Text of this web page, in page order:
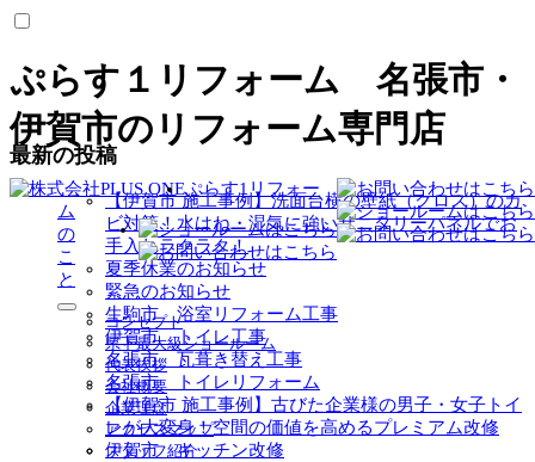
ぷらす１リフォーム 名張市・
伊賀市のリフォーム専門店
ぷらす1リフォー
ム
の
こ
と
サ
コンセプト
県下最大級ショールーム
代表挨拶
会社概要
企業理念
アクセスマップ
スタッフ紹介
最新の投稿
【伊賀市 施工事例】洗面台横の壁紙（クロス）のカ
ビ対策！水はね・湿気に強いサニタリーパネルでお
手入れラクラク！
夏季休業のお知らせ
緊急のお知らせ
生駒市 浴室リフォーム工事
伊賀市 トイレ工事
名張市 瓦葺き替え工事
名張市 トイレリフォーム
【伊賀市 施工事例】古びた企業様の男子・女子トイ
レが大変身！空間の価値を高めるプレミアム改修
伊賀市 キッチン改修